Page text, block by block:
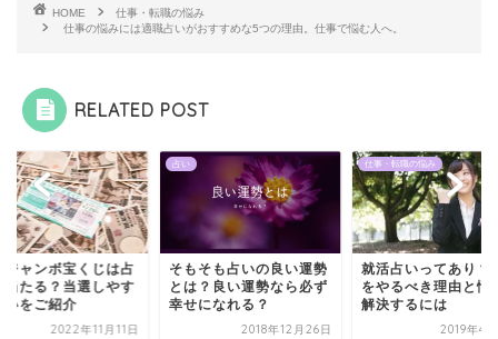
HOME
仕事・転職の悩み
仕事の悩みには適職占いがおすすめな5つの理由。仕事で悩む人へ。
RELATED POST
そも占いの良い運勢
？良い運勢なら必ず
になれる？
2018年12月26日
仕事・転職の悩み
就活占いってあり？占い
をやるべき理由と悩みを
解決するには
2019年4月26日
占い
年末ジャンボ宝くじ
いで当たる？当選し
い占いをご紹介
2022年11